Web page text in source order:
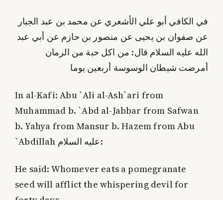
عن صفوان بن يحيى عن منصور بن حازم عن أبي عبد
الله عليه السلام قال: من اكل حبة من الرمان
أمرضت شيطان الوسوسة أربعين يوما
In al-Kafi: Abu `Ali al-Ash`ari from
Muhammad b. `Abd al-Jabbar from Safwan
b. Yahya from Mansur b. Hazem from Abu
`Abdillah عليه السلام:
He said: Whomever eats a pomegranate
seed will afflict the whispering devil for